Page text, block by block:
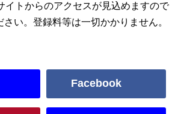
イトからのアクセスが見込めますので
い。登録料等は一切かかりません。
Facebook